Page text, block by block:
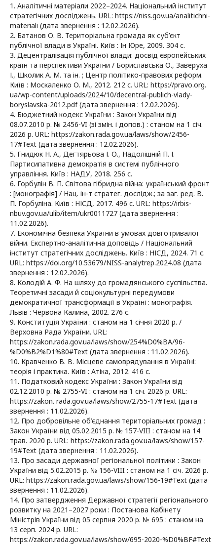
1. Аналітичні матеріали 2022–2024. Національний інститут
стратегічних досліджень. URL: https://niss.gov.ua/analitichni-
materiali (дата звернення : 12.02.2026).
2. Батанов О. В. Територіальна громада як суб’єкт
публічної влади в Україні. Київ : Ін Юре, 2009. 304 с.
3. Децентралізація публічної влади: досвід європейських
країн та перспективи України / Бориславська О., Заверуха
І., Школик А. М. та ін. ; Центр політико-правових реформ.
Київ : Москаленко О. М., 2012. 212 с. URL: https://pravo.org.
ua/wp-content/uploads/2024/10/decentral-publich-vlady-
boryslavska-2012.pdf (дата звернення : 12.02.2026).
4. Бюджетний кодекс України : Закон України від
08.07.2010 р. № 2456-VI (зі змін. і допов.) : станом на 1 січ.
2026 р. URL: https://zakon.rada.gov.ua/laws/show/2456-
17#Text (дата звернення : 12.02.2026).
5. Гнидюк Н. А., Дегтярьова І. О., Надолішній П. І.
Партисипативна демократія в системі публічного
управління. Київ : НАДУ, 2018. 256 с.
6. Горбулін В. П. Світова гібридна війна: український фронт
: [монографія] / Нац. ін-т стратег. дослідж.; за заг. ред. В.
П. Горбуліна. Київ : НІСД, 2017. 496 с. URL: https://irbis-
nbuv.gov.ua/ulib/item/ukr0011727 (дата звернення :
11.02.2026).
7. Економічна безпека України в умовах довготривалої
війни. Експертно-аналітична доповідь / Національний
інститут стратегічних досліджень. Київ : НІСД, 2024. 71 с.
URL: https://doi.org/10.53679/NISS-analytrep.2024.08 (дата
звернення : 12.02.2026).
8. Колодій А. Ф. На шляху до громадянського суспільства.
Теоретичні засади й соціокультурні передумови
демократичної трансформації в Україні : монографія.
Львів : Червона Калина, 2002. 276 с.
9. Конституція України : станом на 1 січня 2020 р. /
Верховна Рада України. URL:
https://zakon.rada.gov.ua/laws/show/254%D0%BA/96-
%D0%B2%D1%80#Text (дата звернення : 11.02.2026).
10. Кравченко В. В. Місцеве самоврядування в Україні:
теорія і практика. Київ : Атіка, 2012. 416 с.
11. Податковий кодекс України : Закон України від
02.12.2010 р. № 2755-VI : станом на 1 січ. 2026 р. URL:
https://zakon. rada.gov.ua/laws/show/2755-17#Text (дата
звернення : 11.02.2026).
12. Про добровільне об’єднання територіальних громад :
Закон України від 05.02.2015 р. № 157-VIII : станом на 14
трав. 2020 р. URL: https://zakon.rada.gov.ua/laws/show/157-
19#Text (дата звернення : 11.02.2026).
13. Про засади державної регіональної політики : Закон
України від 5.02.2015 р. № 156-VIII : станом на 1 січ. 2026 р.
URL: https://zakon.rada.gov.ua/laws/show/156-19#Text (дата
звернення : 11.02.2026).
14. Про затвердження Державної стратегії регіонального
розвитку на 2021–2027 роки : Постанова Кабінету
Міністрів України від 05 серпня 2020 р. № 695 : станом на
13 серп. 2024 р. URL:
https://zakon.rada.gov.ua/laws/show/695-2020-%D0%BF#Text